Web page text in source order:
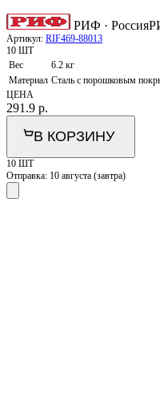
РИФ · Россия
Артикул: RIF469-88013
10 ШТ
Вес
6.2 кг
Материал Сталь с порошковым
ЦЕНА
291.9 р.
В КОРЗИНУ
10 ШТ
Отправка: 10 августа (завтра)